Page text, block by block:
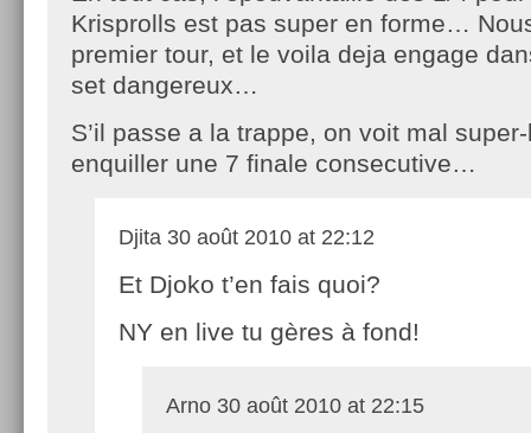
Krisprolls est pas super en forme…
premier tour, et le voila deja engage
set dangereux…
S’il passe a la trappe, on voit mal
enquiller une 7 finale consecutive…
Djita 30 août 2010 at 22:12
Et Djoko t’en fais quoi?
NY en live tu gères à fond!
Arno 30 août 2010 at 22:15